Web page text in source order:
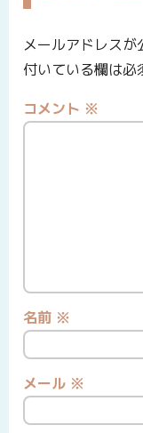
メールアドレスが
付いている欄は必
コメント ※
名前 ※
メール ※